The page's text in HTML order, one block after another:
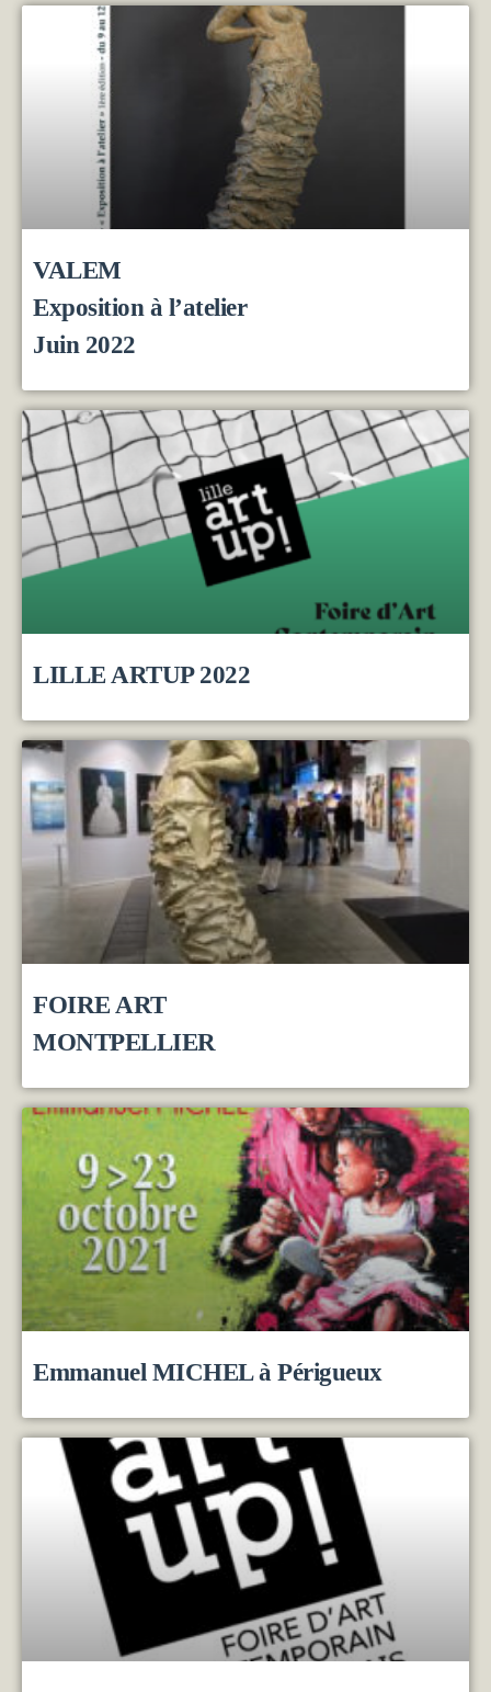
VALEM
Exposition à l’atelier
Juin 2022
LILLE ARTUP 2022
FOIRE ART
MONTPELLIER
Emmanuel MICHEL à Périgueux